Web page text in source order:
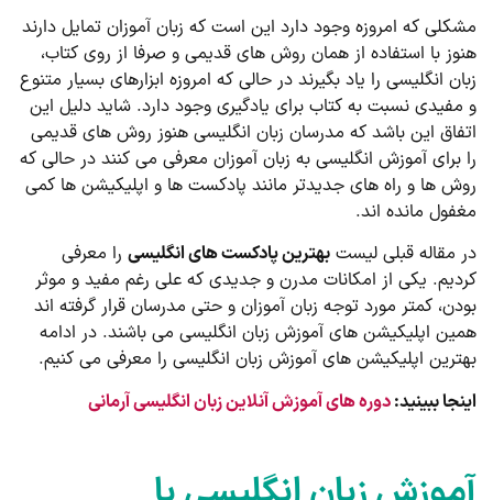
مشکلی که امروزه وجود دارد این است که زبان آموزان تمایل دارند
هنوز با استفاده از همان روش های قدیمی و صرفا از روی کتاب،
زبان انگلیسی را یاد بگیرند در حالی که امروزه ابزارهای بسیار متنوع
و مفیدی نسبت به کتاب برای یادگیری وجود دارد. شاید دلیل این
اتفاق این باشد که مدرسان زبان انگلیسی هنوز روش های قدیمی
را برای آموزش انگلیسی به زبان آموزان معرفی می کنند در حالی که
روش ها و راه های جدیدتر مانند پادکست ها و اپلیکیشن ها کمی
مغفول مانده اند.
در مقاله قبلی لیست بهترین پادکست های انگلیسی را معرفی
کردیم. یکی از امکانات مدرن و جدیدی که علی رغم مفید و موثر
بودن، کمتر مورد توجه زبان آموزان و حتی مدرسان قرار گرفته اند
همین اپلیکیشن های آموزش زبان انگلیسی می باشند. در ادامه
بهترین اپلیکیشن های آموزش زبان انگلیسی را معرفی می کنیم.
اینجا ببینید:دوره های آموزش آنلاین زبان انگلیسی آرمانی